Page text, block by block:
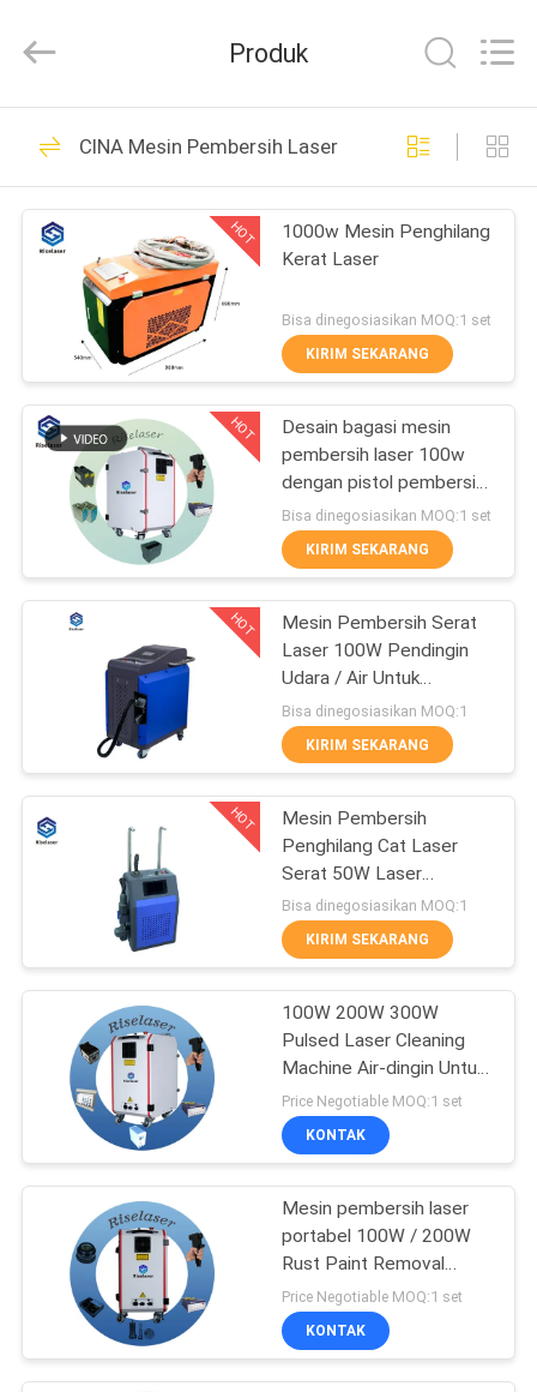
RUMAH
PRODUK
PERTUNJUKAN
TENTANG
KAMI
PABRIK
KONTROL
KUALITAS
HUBUNGI
KAMI
PERMINTAAN
PENAWARAN
РУССКИЙ
САЙТ
SITEMAP
PRIVACY
POLICY
Technology
Rights
Mesin Pemotongan
Laser Serat Logam
131
industri Laser
Cutting Machine
11
Mesin Pemotong
Tabung Laser Serat
25
Mesin Pembersih
Laser
108
Mesin Las Laser
Genggam
160
Produk
CINA Mesin Pembersih Laser
HOT
1000w Mesin Penghilang
Kerat Laser
Bisa dinegosiasikan MOQ:1 set
KIRIM SEKARANG
HOT
Desain bagasi mesin
pembersih laser 100w
dengan pistol pembersih
0,5kg
Bisa dinegosiasikan MOQ:1 set
KIRIM SEKARANG
HOT
Mesin Pembersih Serat
Laser 100W Pendingin
Udara / Air Untuk
Menghilangkan Karat Cat
Bisa dinegosiasikan MOQ:1
KIRIM SEKARANG
HOT
Mesin Pembersih
Penghilang Cat Laser
Serat 50W Laser
Penghilang Karat
Genggam
Bisa dinegosiasikan MOQ:1
KIRIM SEKARANG
100W 200W 300W
Pulsed Laser Cleaning
Machine Air-dingin Untuk
Industri Perdagangan
Ritel
Price Negotiable MOQ:1 set
KONTAK
Mesin pembersih laser
portabel 100W / 200W
Rust Paint Removal
Laser Cleaner
Price Negotiable MOQ:1 set
KONTAK